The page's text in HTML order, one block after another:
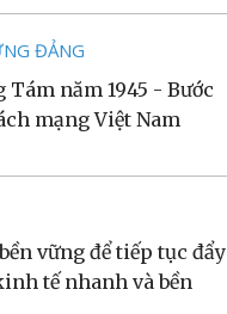
ĐẢNG
năm 1945 - Bước
mạng Việt Nam
vững để tiếp tục đẩy
tế nhanh và bền